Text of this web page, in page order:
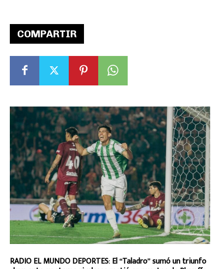
COMPARTIR
RADIO EL MUNDO DEPORTES: El “Taladro” sumó un triunfo